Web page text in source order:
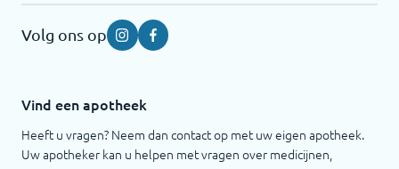
Volg ons op InstagramFacebook
Vind een apotheek
Heeft u vragen? Neem dan contact op met uw eigen apotheek.
Uw apotheker kan u helpen met vragen over medicijnen,